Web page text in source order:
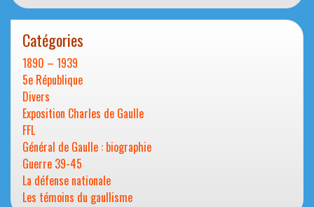
Catégories
1890 – 1939
5e République
Divers
Exposition Charles de Gaulle
FFL
Général de Gaulle : biographie
Guerre 39-45
La défense nationale
Les témoins du gaullisme